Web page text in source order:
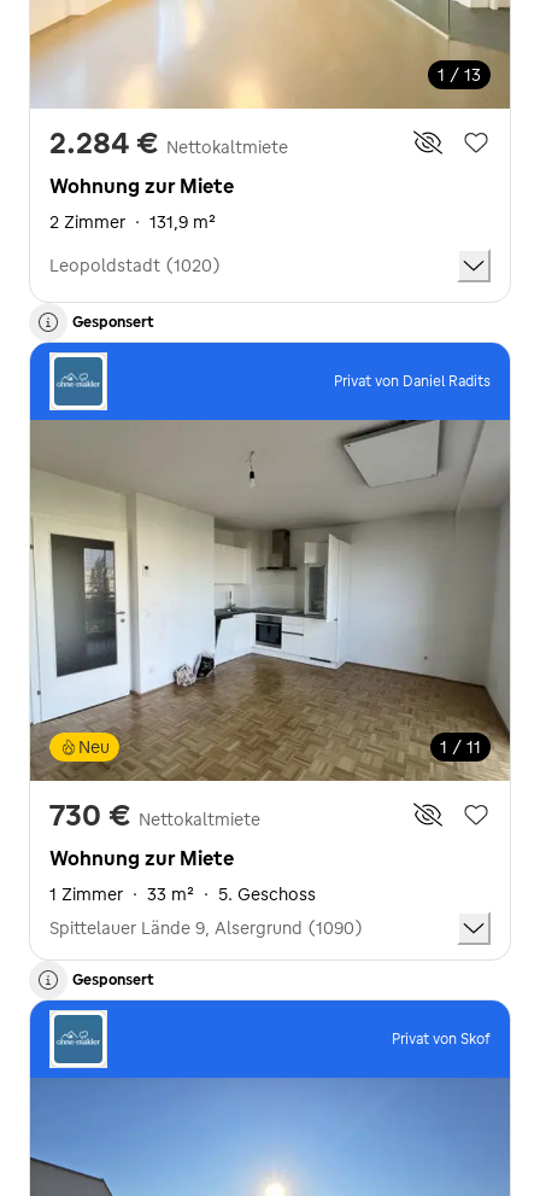
1 / 13
2.284 € Nettokaltmiete
Wohnung zur Miete
2 Zimmer · 131,9 m²
Leopoldstadt (1020)
Gesponsert
Privat von Daniel Radits
1 / 11
Neu
730 € Nettokaltmiete
Wohnung zur Miete
1 Zimmer · 33 m² · 5. Geschoss
Spittelauer Lände 9, Alsergrund (1090)
Gesponsert
Privat von Skof